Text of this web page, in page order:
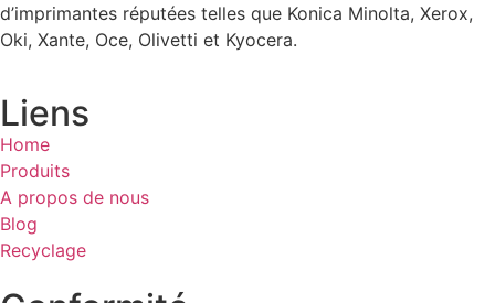
d’imprimantes réputées telles que Konica Minolta, Xerox,
Oki, Xante, Oce, Olivetti et Kyocera.
Liens
Home
Produits
A propos de nous
Blog
Recyclage